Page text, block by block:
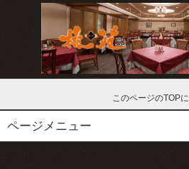
このページのTOP
ページメニュー